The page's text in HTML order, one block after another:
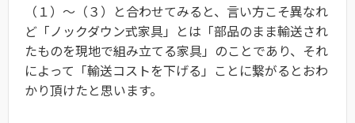
（１）〜（３）と合わせてみると、言い方こそ異なれ
ど「ノックダウン式家具」とは「部品のまま輸送され
たものを現地で組み立てる家具」のことであり、それ
によって「輸送コストを下げる」ことに繋がるとおわ
かり頂けたと思います。